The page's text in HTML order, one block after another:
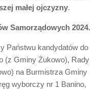
małej ojczyzny.
Samorządowych 2024.
Państwu kandydatów do
(z Gminy Żukowo), Rady
na Burmistrza Gminy
wyborczy nr 1 Banino,